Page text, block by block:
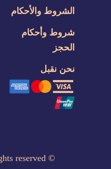
الشروط والأحكام
شروط وأحكام
الحجز
نحن نقبل
©
reserved